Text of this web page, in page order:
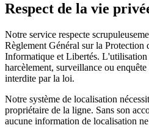
Respect de la vie
Notre service respecte
Règlement Général sur la
Informatique et Libertés. L'utilisation
harcèlement, surveillance ou
interdite par la loi.
Notre système de localisation
propriétaire de la ligne. Sans son
aucune information de localisation ne